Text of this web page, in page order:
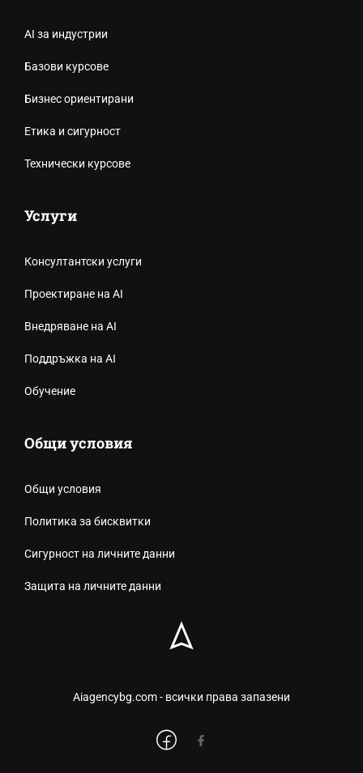
AI за индустрии
Базови курсове
Бизнес ориентирани
Етика и сигурност
Технически курсове
Услуги
Консултантски услуги
Проектиране на AI
Внедряване на AI
Поддръжка на AI
Обучение
Общи условия
Общи условия
Политика за бисквитки
Сигурност на личните данни
Защита на личните данни
Aiagencybg.com - всички права запазени